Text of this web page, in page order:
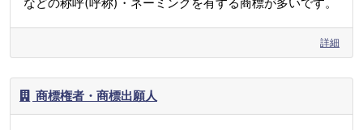
詳細
商標権者・商標出願人